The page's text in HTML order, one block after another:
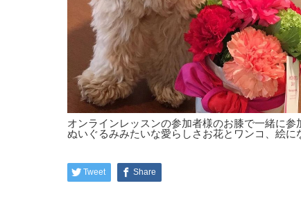
オンラインレッスンの参加者様のお膝で一緒に
ぬいぐるみみたいな愛らしさお花とワンコ、絵に
Tweet Share